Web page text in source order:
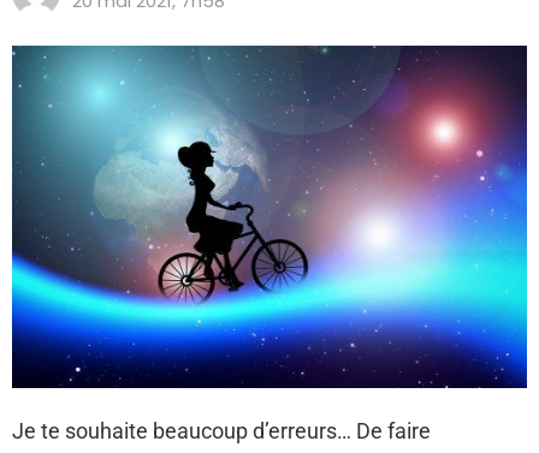
Je te souhaite beaucoup d’erreurs… De faire